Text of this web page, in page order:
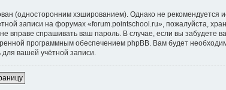
(односторонним хэшированием). Однако не рекомендуется
записи на форумах «forum.pointschool.ru», пожалуйста,
вправе спрашивать ваш пароль. В случае, если вы
программным обеспечением phpBB. Вам будет
вашей учётной записи.